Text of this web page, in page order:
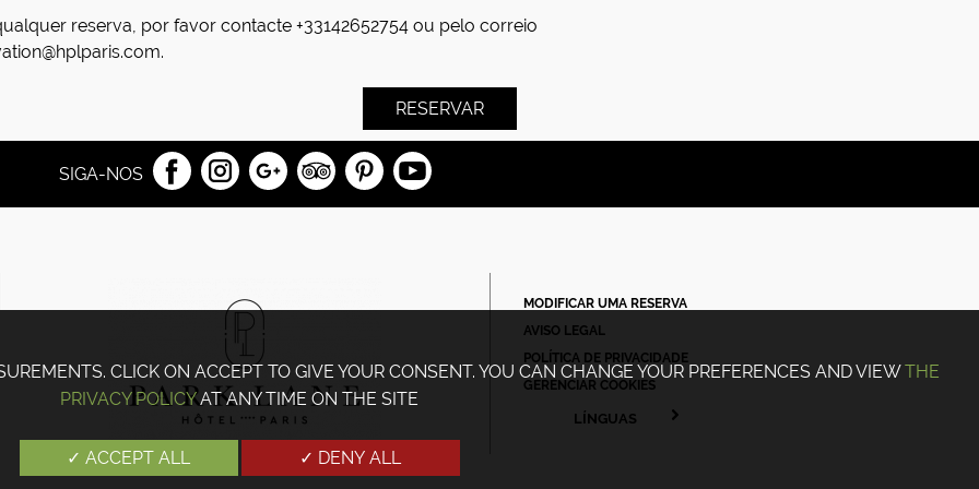
reserva, por favor contacte +33142652754 ou pelo correio
RESERVAR
SIGA-NOS
MODIFICAR UMA RESERVA
AVISO LEGAL
POLÍTICA DE PRIVACIDADE
GERENCIAR COOKIES
LÍNGUAS
CLICK ON ACCEPT TO GIVE YOUR CONSENT. YOU CAN CHANGE YOUR PREFERENCES AND VIEWTHE
PRIVACY POLICYAT ANY TIME ON THE SITE
✓ ACCEPT ALL ✓ DENY ALL